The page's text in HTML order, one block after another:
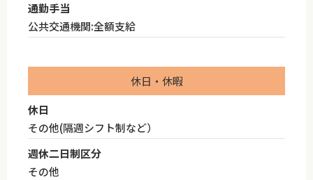
通勤手当
公共交通機関:全額支給
休日・休暇
休日
その他(隔週シフト制など）
週休二日制区分
その他